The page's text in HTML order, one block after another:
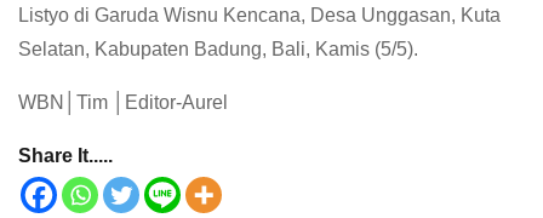
Listyo di Garuda Wisnu Kencana, Desa Unggasan, Kuta
Selatan, Kabupaten Badung, Bali, Kamis (5/5).
WBN│Tim │Editor-Aurel
Share It.....